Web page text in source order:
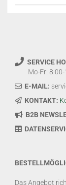
SERVICE
Mo-Fr: 8:00-
E-MAIL:
KONTAKT:
B2B
Das Angebot